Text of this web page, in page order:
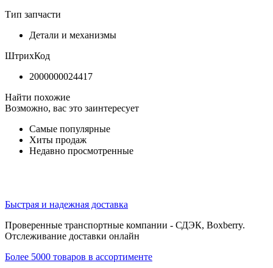
Тип запчасти
Детали и механизмы
ШтрихКод
2000000024417
Найти похожие
Возможно, вас это заинтересует
Самые популярные
Хиты продаж
Недавно просмотренные
Быстрая и надежная доставка
Проверенные транспортные компании - СДЭК, Boxberry.
Отслеживание доставки онлайн
Более 5000 товаров в ассортименте